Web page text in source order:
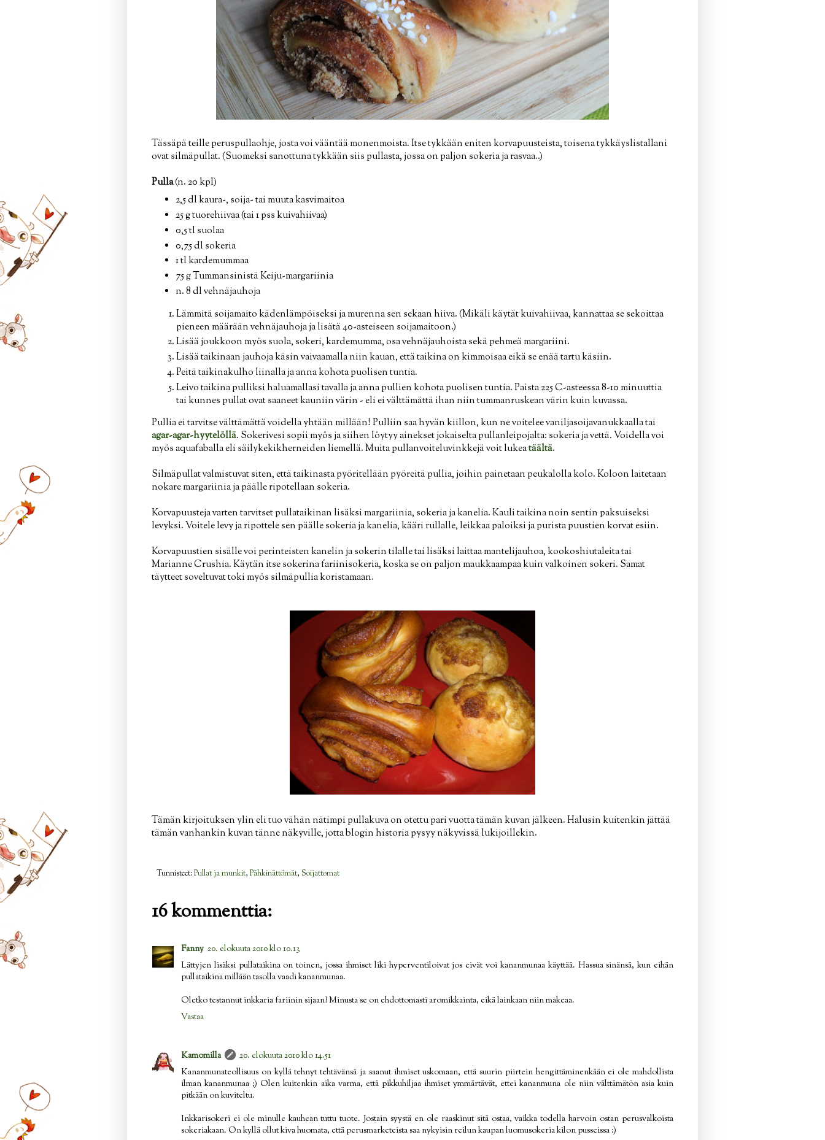
Tässäpä teille peruspullaohje, josta voi vääntää monenmoista. Itse tykkään eniten korvapuusteista, toisena tykkäyslistallani
ovat silmäpullat. (Suomeksi sanottuna tykkään siis pullasta, jossa on paljon sokeria ja rasvaa..)
Pulla(n. 20 kpl)
2,5 dl kaura-, soija- tai muuta kasvimaitoa
25 g tuorehiivaa (tai 1 pss kuivahiivaa)
0,5 tl suolaa
0,75 dl sokeria
1 tl kardemummaa
75 g Tummansinistä Keiju-margariinia
n. 8 dl vehnäjauhoja
Lämmitä soijamaito kädenlämpöiseksi ja murenna sen sekaan hiiva. (Mikäli käytät kuivahiivaa, kannattaa se sekoittaa
pieneen määrään vehnäjauhoja ja lisätä 40-asteiseen soijamaitoon.)
Lisää joukkoon myös suola, sokeri, kardemumma, osa vehnäjauhoista sekä pehmeä margariini.
Lisää taikinaan jauhoja käsin vaivaamalla niin kauan, että taikina on kimmoisaa eikä se enää tartu käsiin.
Peitä taikinakulho liinalla ja anna kohota puolisen tuntia.
Leivo taikina pulliksi haluamallasi tavalla ja anna pullien kohota puolisen tuntia. Paista 225 C-asteessa 8-10 minuuttia
tai kunnes pullat ovat saaneet kauniin värin - eli ei välttämättä ihan niin tummanruskean värin kuin kuvassa.
Pullia ei tarvitse välttämättä voidella yhtään millään! Pulliin saa hyvän kiillon, kun ne voitelee vaniljasoijavanukkaalla tai
agar-agar-hyytelöllä. Sokerivesi sopii myös ja siihen löytyy ainekset jokaiselta pullanleipojalta: sokeria ja vettä. Voidella voi
myös aquafaballa eli säilykekikherneiden liemellä. Muita pullanvoiteluvinkkejä voit lukeatäältä.
Silmäpullat valmistuvat siten, että taikinasta pyöritellään pyöreitä pullia, joihin painetaan peukalolla kolo. Koloon laitetaan
nokare margariinia ja päälle ripotellaan sokeria.
Korvapuusteja varten tarvitset pullataikinan lisäksi margariinia, sokeria ja kanelia. Kauli taikina noin sentin paksuiseksi
levyksi. Voitele levy ja ripottele sen päälle sokeria ja kanelia, kääri rullalle, leikkaa paloiksi ja purista puustien korvat esiin.
Korvapuustien sisälle voi perinteisten kanelin ja sokerin tilalle tai lisäksi laittaa mantelijauhoa, kookoshiutaleita tai
Marianne Crushia. Käytän itse sokerina fariinisokeria, koska se on paljon maukkaampaa kuin valkoinen sokeri. Samat
täytteet soveltuvat toki myös silmäpullia koristamaan.
Tämän kirjoituksen ylin eli tuo vähän nätimpi pullakuva on otettu pari vuotta tämän kuvan jälkeen. Halusin kuitenkin jättää
tämän vanhankin kuvan tänne näkyville, jotta blogin historia pysyy näkyvissä lukijoillekin.
Tunnisteet:Pullat ja munkit, Pähkinättömät, Soijattomat
16 kommenttia:
Fanny 20. elokuuta 2010 klo 10.13
Lättyjen lisäksi pullataikina on toinen, jossa ihmiset liki hyperventiloivat jos eivät voi kananmunaa käyttää. Hassua sinänsä, kun eihän
pullataikina millään tasolla vaadi kananmunaa.
Oletko testannut inkkaria fariinin sijaan? Minusta se on ehdottomasti aromikkainta, eikä lainkaan niin makeaa.
Vastaa
Kamomilla
20. elokuuta 2010 klo 14.51
Kananmunateollisuus on kyllä tehnyt tehtävänsä ja saanut ihmiset uskomaan, että suurin piirtein hengittäminenkään ei ole mahdollista
ilman kananmunaa ;) Olen kuitenkin aika varma, että pikkuhiljaa ihmiset ymmärtävät, ettei kananmuna ole niin välttämätön asia kuin
pitkään on kuviteltu.
Inkkarisokeri ei ole minulle kauhean tuttu tuote. Jostain syystä en ole raaskinut sitä ostaa, vaikka todella harvoin ostan perusvalkoista
sokeriakaan. On kyllä ollut kiva huomata, että perusmarketeista saa nykyisin reilun kaupan luomusokeria kilon pusseissa :)